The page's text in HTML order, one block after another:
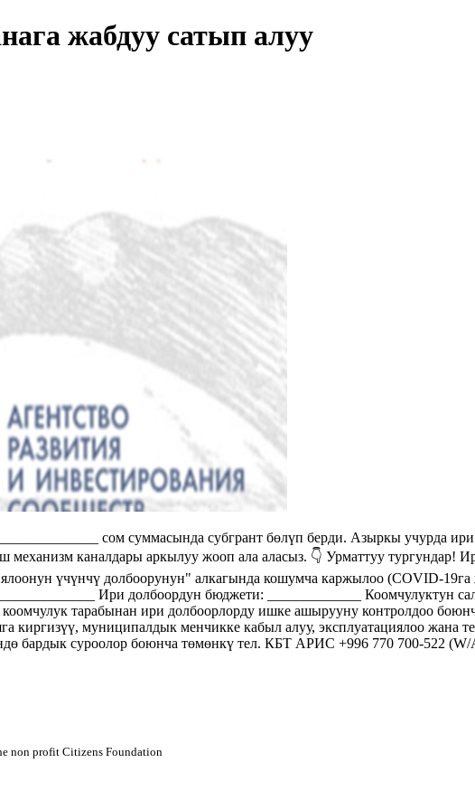
жабдуу сатып алуу
сом суммасында субгрант бөлүп берди. Азыркы учурда
каналдары аркылуу жооп ала аласыз. 👇 Урматтуу тургундар!
үчүнчү долбоорунун" алкагында кошумча каржылоо (COVID-
Ири долбоордун бюджети: _____________ Коомчулуктун
тарабынан ири долбоорлорду ишке ашырууну контролдоо
муниципалдык менчикке кабыл алуу, эксплуатациялоо жана
бардык суроолор боюнча төмөнкү тел. КБТ АРИС +996 770 700-522 (W/
non profit Citizens Foundation